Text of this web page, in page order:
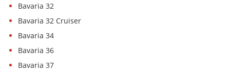
Bavaria 32
Bavaria 32 Cruiser
Bavaria 34
Bavaria 36
Bavaria 37